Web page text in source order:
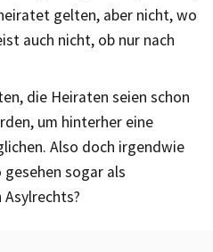
gelten, aber nicht, wo
auch nicht, ob nur nach
die Heiraten seien schon
um hinterher eine
Also doch irgendwie
gesehen sogar als
Asylrechts?